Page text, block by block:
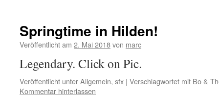
Springtime in Hilden!
Veröffentlicht am 2. Mai 2018von marc
Legendary. Click on Pic.
Veröffentlicht unterAllgemein, sfx | Verschlagwortet mit Bo &
Kommentar hinterlassen